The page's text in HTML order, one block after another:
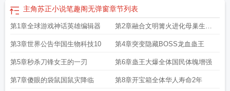
主角苏正小说笔趣阁无弹窗章节列表
第1章全球游戏神话英雄编辑器 第2章融合文明篝火进化母巢生物
工厂
第3章世界公告华国生物科技10 第4章突变隐藏BOSS龙血蛊王
第5章秒杀刀锋女王的一刃 第6章蛊王大爆全体国民体魄增强
第7章傻眼的袋鼠国鼠灾降临 第8章开宝箱全体华人寿命2年